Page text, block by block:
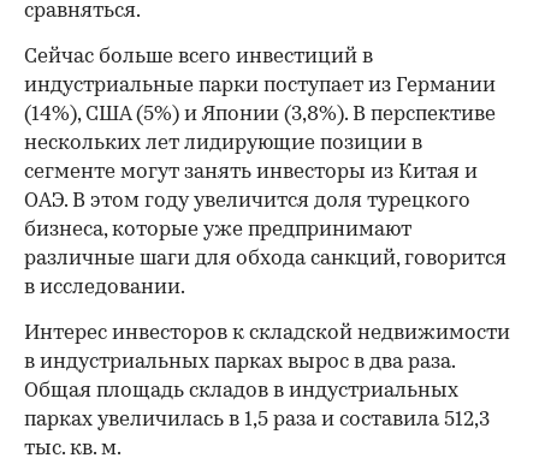
сравняться.
Сейчас больше всего инвестиций в
индустриальные парки поступает из Германии
(14%), США (5%) и Японии (3,8%). В перспективе
нескольких лет лидирующие позиции в
сегменте могут занять инвесторы из Китая и
ОАЭ. В этом году увеличится доля турецкого
бизнеса, которые уже предпринимают
различные шаги для обхода санкций, говорится
в исследовании.
Интерес инвесторов к складской недвижимости
в индустриальных парках вырос в два раза.
Общая площадь складов в индустриальных
парках увеличилась в 1,5 раза и составила 512,3
тыс. кв. м.